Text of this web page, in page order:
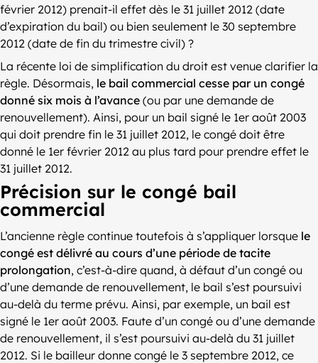
février 2012) prenait-il effet dès le 31 juillet 2012 (date
d’expiration du bail) ou bien seulement le 30 septembre
2012 (date de fin du trimestre civil) ?
La récente loi de simplification du droit est venue clarifier la
règle. Désormais, le bail commercial cesse par un congé
donné six mois à l’avance (ou par une demande de
renouvellement). Ainsi, pour un bail signé le 1er août 2003
qui doit prendre fin le 31 juillet 2012, le congé doit être
donné le 1er février 2012 au plus tard pour prendre effet le
31 juillet 2012.
Précision sur le congé bail
commercial
L’ancienne règle continue toutefois à s’appliquer lorsque le
congé est délivré au cours d’une période de tacite
prolongation, c’est-à-dire quand, à défaut d’un congé ou
d’une demande de renouvellement, le bail s’est poursuivi
au-delà du terme prévu. Ainsi, par exemple, un bail est
signé le 1er août 2003. Faute d’un congé ou d’une demande
de renouvellement, il s’est poursuivi au-delà du 31 juillet
2012. Si le bailleur donne congé le 3 septembre 2012, ce